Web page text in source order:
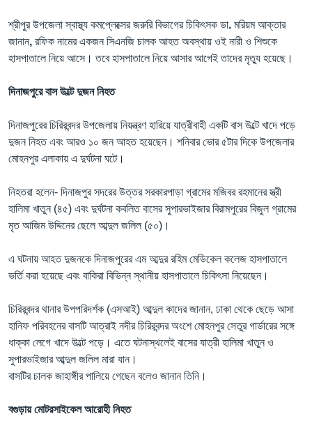
শ্রীপুর উপজেলা স্বাস্থ্য কমপ্লেক্সের জরুরি বিভাগের চিকিৎসক ডা. মরিয়ম আক্তার
জানান, রফিক নামের একজন সিএনজি চালক আহত অবস্থায় ওই নারী ও শিশুকে
হাসপাতালে নিয়ে আসে। তবে হাসপাতালে নিয়ে আসার আগেই তাদের মৃত্যু হয়েছে।
দিনাজপুরে বাস উল্টে দুজন নিহত
দিনাজপুরের চিরিরবন্দর উপজেলায় নিয়ন্ত্রণ হারিয়ে যাত্রীবাহী একটি বাস উল্টে খাদে পড়ে
দুজন নিহত এবং আরও ১০ জন আহত হয়েছেন। শনিবার ভোর ৫টার দিকে উপজেলার
মোহনপুর এলাকায় এ দুর্ঘটনা ঘটে।
নিহতরা হলেন- দিনাজপুর সদরের উত্তর সরকারপাড়া গ্রামের মজিবর রহমানের স্ত্রী
হালিমা খাতুন (৪৫) এবং দুর্ঘটনা কবলিত বাসের সুপারভাইজার বিরামপুরের বিজুল গ্রামের
মৃত আজিম উদ্দিনের ছেলে আব্দুল জলিল (৫০)।
এ ঘটনায় আহত দুজনকে দিনাজপুরের এম আব্দুর রহিম মেডিকেল কলেজ হাসপাতালে
ভর্তি করা হয়েছে এবং বাকিরা বিভিন্ন স্থানীয় হাসপাতালে চিকিৎসা নিয়েছেন।
চিরিরবন্দর থানার উপপরিদর্শক (এসআই) আব্দুল কাদের জানান, ঢাকা থেকে ছেড়ে আসা
হানিফ পরিবহনের বাসটি আত্রাই নদীর চিরিরবন্দর অংশে মোহনপুর সেতুর গার্ডারের সঙ্গে
ধাক্কা লেগে খাদে উল্টে পড়ে। এতে ঘটনাস্থলেই বাসের যাত্রী হালিমা খাতুন ও
সুপারভাইজার আব্দুল জলিল মারা যান।
বাসটির চালক জাহাঙ্গীর পালিয়ে গেছেন বলেও জানান তিনি।
বগুড়ায় মোটরসাইকেল আরোহী নিহত